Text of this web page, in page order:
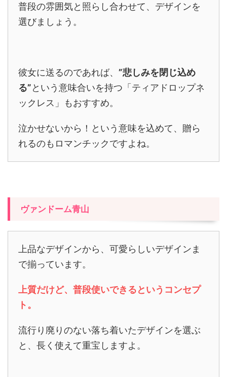
普段の雰囲気と照らし合わせて、デザインを
選びましょう。
彼女に送るのであれば、 ”悲しみを閉じ込め
る”という意味合いを持つ「ティアドロップネ
ックレス」もおすすめ。
泣かせないから！という意味を込めて、贈ら
れるのもロマンチックですよね。
ヴァンドーム青山
上品なデザインから、可愛らしいデザインま
で揃っています。
上質だけど、普段使いできるというコンセプ
ト。
流行り廃りのない落ち着いたデザインを選ぶ
と、長く使えて重宝しますよ。